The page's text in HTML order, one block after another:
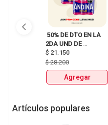
50% DE DTO EN LA
2DA UND DE
CERVEZAS SIXPACKS
Y UNIDAD HEINEKEN,
SOL, 3 CORDILLERAS,
ANDINA, MILLER Y
$ 21.150
$28.200
Agregar
Artículos populares